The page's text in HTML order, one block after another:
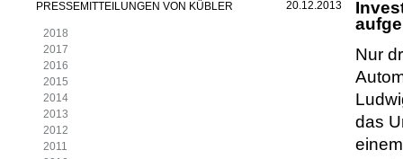
PRESSEMITTEILUNGEN VON KÜBLER
2018
2017
2016
2015
2014
2013
2012
2011
20.12.2013
Nur
das